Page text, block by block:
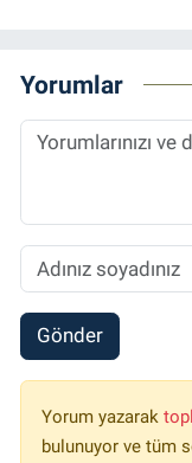
Yorumlar
Gönder
Yorum yazarak
bulunuyor ve tüm